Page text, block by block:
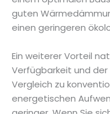
guten
einen geringeren
Ein weiterer Vorteil
Verfügbarkeit und
Vergleich zu
energetischen